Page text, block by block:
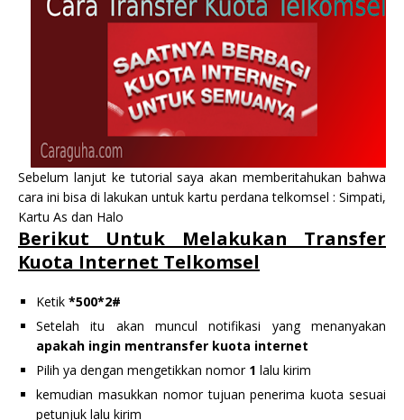
Sebelum lanjut ke tutorial saya akan memberitahukan bahwa
cara ini bisa di lakukan untuk kartu perdana telkomsel : Simpati,
Kartu As dan Halo
Berikut Untuk Melakukan Transfer
Kuota Internet Telkomsel
Ketik *500*2#
Setelah itu akan muncul notifikasi yang menanyakan
apakah ingin mentransfer kuota internet
Pilih ya dengan mengetikkan nomor 1 lalu kirim
kemudian masukkan nomor tujuan penerima kuota sesuai
petunjuk lalu kirim